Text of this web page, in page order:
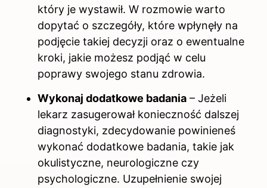
który je wystawił. W rozmowie warto
dopytać o szczegóły, które wpłynęły na
podjęcie takiej decyzji oraz o ewentualne
kroki, jakie możesz podjąć w celu
poprawy swojego stanu zdrowia.
Wykonaj dodatkowe badania – Jeżeli
lekarz zasugerował konieczność dalszej
diagnostyki, zdecydowanie powinieneś
wykonać dodatkowe badania, takie jak
okulistyczne, neurologiczne czy
psychologiczne. Uzupełnienie swojej